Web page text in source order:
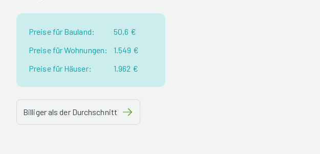
Preise für Bauland:
50,6 €
Preise für Wohnungen:
1.549 €
Preise für Häuser:
1.962 €
Billiger als der Durchschnitt